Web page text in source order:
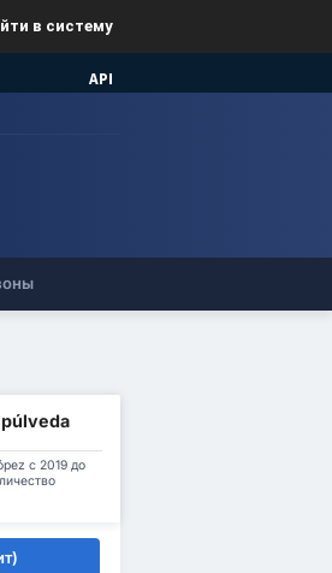
в систему
API
с 2019 до